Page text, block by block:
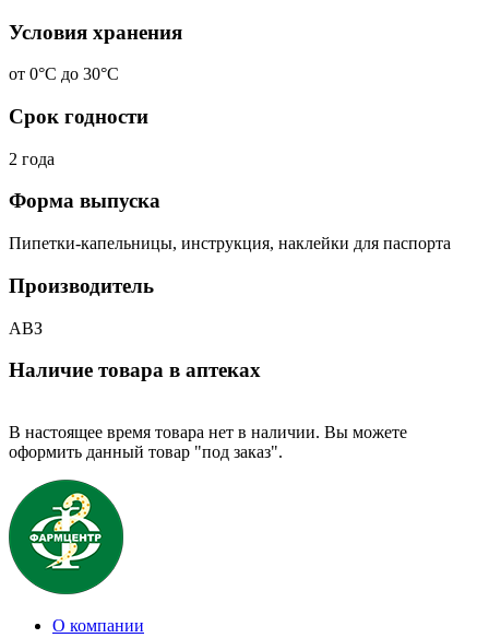
Условия хранения
от 0°С до 30°С
Срок годности
2 года
Форма выпуска
Пипетки-капельницы, инструкция, наклейки для паспорта
Производитель
АВЗ
Наличие товара в аптеках
В настоящее время товара нет в наличии. Вы можете
оформить данный товар "под заказ".
О компании